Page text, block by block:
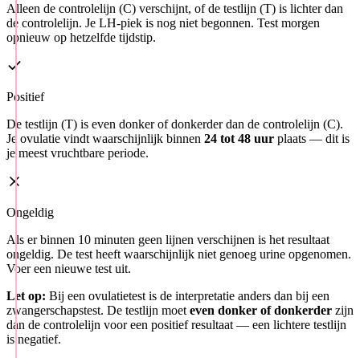
Alleen de controlelijn (C) verschijnt, of de testlijn (T) is lichter dan
de controlelijn. Je LH-piek is nog niet begonnen. Test morgen
opnieuw op hetzelfde tijdstip.
Positief
De testlijn (T) is even donker of donkerder dan de controlelijn (C).
Je ovulatie vindt waarschijnlijk binnen 24 tot 48 uur plaats — dit is
je meest vruchtbare periode.
Ongeldig
Als er binnen 10 minuten geen lijnen verschijnen is het resultaat
ongeldig. De test heeft waarschijnlijk niet genoeg urine opgenomen.
Voer een nieuwe test uit.
Let op: Bij een ovulatietest is de interpretatie anders dan bij een
zwangerschapstest. De testlijn moet even donker of donkerder zijn
dan de controlelijn voor een positief resultaat — een lichtere testlijn
is negatief.